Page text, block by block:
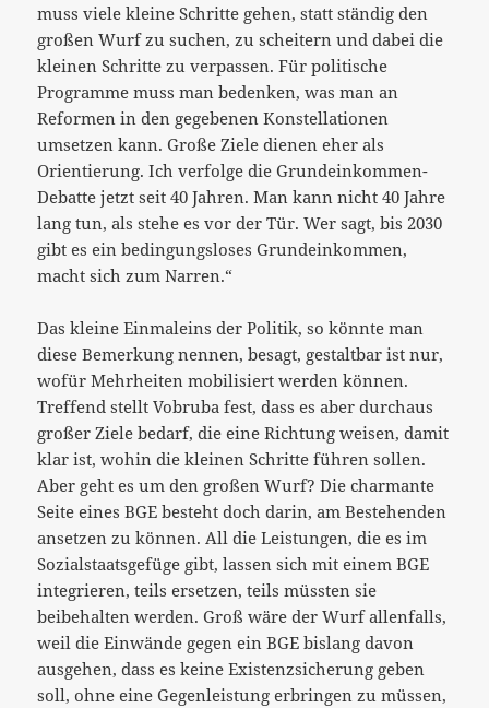
muss viele kleine Schritte gehen, statt ständig den
großen Wurf zu suchen, zu scheitern und dabei die
kleinen Schritte zu verpassen. Für politische
Programme muss man bedenken, was man an
Reformen in den gegebenen Konstellationen
umsetzen kann. Große Ziele dienen eher als
Orientierung. Ich verfolge die Grundeinkommen-
Debatte jetzt seit 40 Jahren. Man kann nicht 40 Jahre
lang tun, als stehe es vor der Tür. Wer sagt, bis 2030
gibt es ein bedingungsloses Grundeinkommen,
macht sich zum Narren.“
Das kleine Einmaleins der Politik, so könnte man
diese Bemerkung nennen, besagt, gestaltbar ist nur,
wofür Mehrheiten mobilisiert werden können.
Treffend stellt Vobruba fest, dass es aber durchaus
großer Ziele bedarf, die eine Richtung weisen, damit
klar ist, wohin die kleinen Schritte führen sollen.
Aber geht es um den großen Wurf? Die charmante
Seite eines BGE besteht doch darin, am Bestehenden
ansetzen zu können. All die Leistungen, die es im
Sozialstaatsgefüge gibt, lassen sich mit einem BGE
integrieren, teils ersetzen, teils müssten sie
beibehalten werden. Groß wäre der Wurf allenfalls,
weil die Einwände gegen ein BGE bislang davon
ausgehen, dass es keine Existenzsicherung geben
soll, ohne eine Gegenleistung erbringen zu müssen,